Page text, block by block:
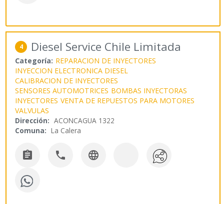
4 Diesel Service Chile Limitada
Categoría: REPARACION DE INYECTORES
INYECCION ELECTRONICA DIESEL
CALIBRACION DE INYECTORES
SENSORES AUTOMOTRICES BOMBAS INYECTORAS
INYECTORES VENTA DE REPUESTOS PARA MOTORES
VALVULAS
Dirección: ACONCAGUA 1322
Comuna: La Calera
  